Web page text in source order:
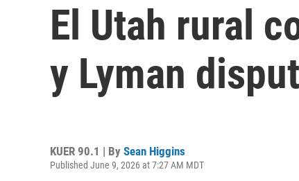
El Utah rural
y Lyman
KUER 90.1 | By Sean Higgins
Published June 9, 2026 at 7:27 AM MDT